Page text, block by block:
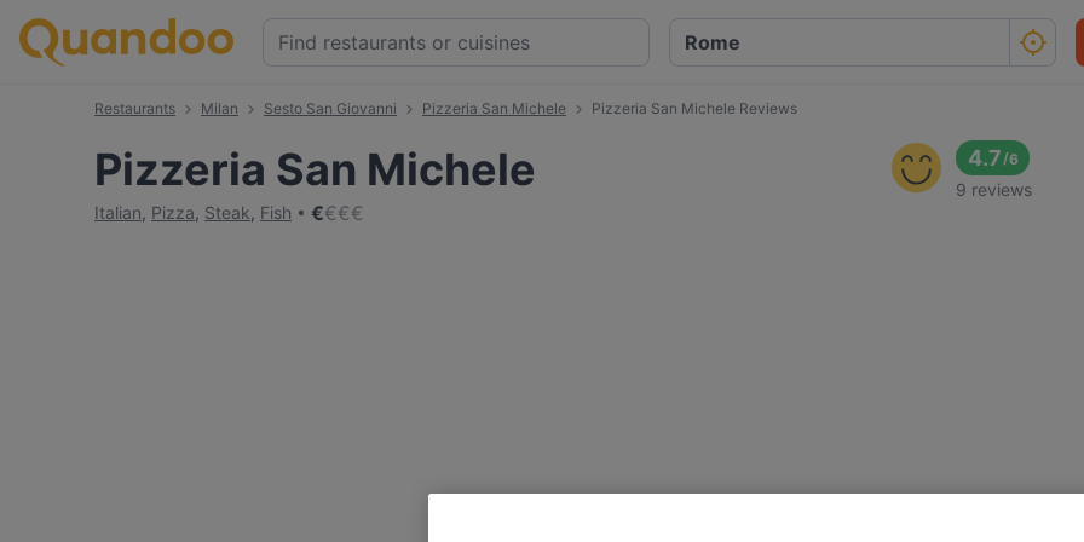
Restaurants Milan Sesto San Giovanni Pizzeria San Michele Pizzeria San Michele Reviews
Pizzeria San Michele
Italian, Pizza, Steak, Fish €€€€
4.7/6
9 reviews